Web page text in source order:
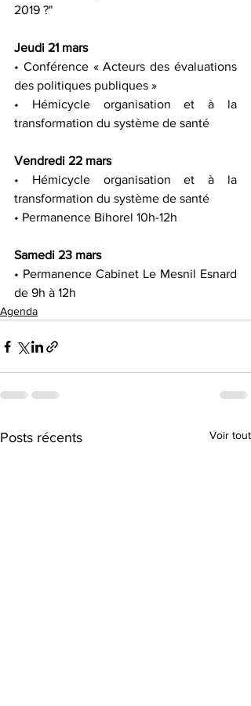
2019 ?"
Jeudi 21 mars
• Conférence « Acteurs des évaluations
des politiques publiques »
• Hémicycle organisation et à la
transformation du système de santé
Vendredi 22 mars
• Hémicycle organisation et à la
transformation du système de santé
• Permanence Bihorel 10h-12h
Samedi 23 mars
• Permanence Cabinet Le Mesnil Esnard
de 9h à 12h
Agenda
Posts récents Voir tout